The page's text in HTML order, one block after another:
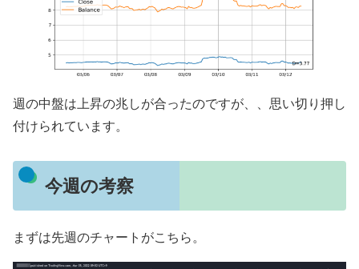
週の中盤は上昇の兆しが合ったのですが、、思い切り押し
付けられています。
今週の考察
まずは先週のチャートがこちら。